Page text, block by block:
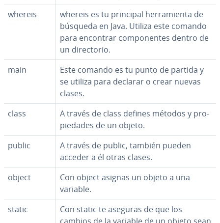
whereis
whereis es tu principal he­rra­mie­n­ta de
búsqueda en Java. Utiliza este comando
para encontrar co­m­po­ne­n­tes dentro de
un di­re­c­to­rio.
main
Este comando es tu punto de partida y
se utiliza para declarar o crear nuevas
clases.
class
A través de class defines métodos y pro­
pie­da­des de un objeto.
public
A través de public, también pueden
acceder a él otras clases.
object
Con object asignas un objeto a una
variable.
static
Con static te aseguras de que los